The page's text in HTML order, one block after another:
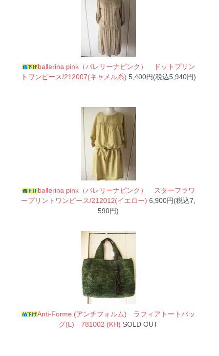
ballerina pink（バレリーナピンク） ドットプリン
トワンピース/212007(キャメル系) 5,400円(税込5,940円)
ballerina pink（バレリーナピンク） スターフラワ
ープリントワンピース/212012(イエロー) 6,900円(税込7,
590円)
Anti-Forme (アンチフォルム) ラフィアトートバッ
グ(L) 781002 (KH) SOLD OUT